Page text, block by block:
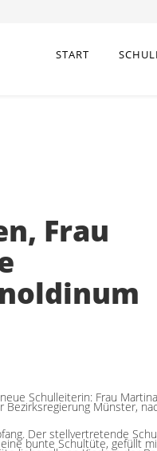
START
Frau
Schulleiterin: Frau
Münster,
Der stellvertretende
bunte Schultüte, gefüllt